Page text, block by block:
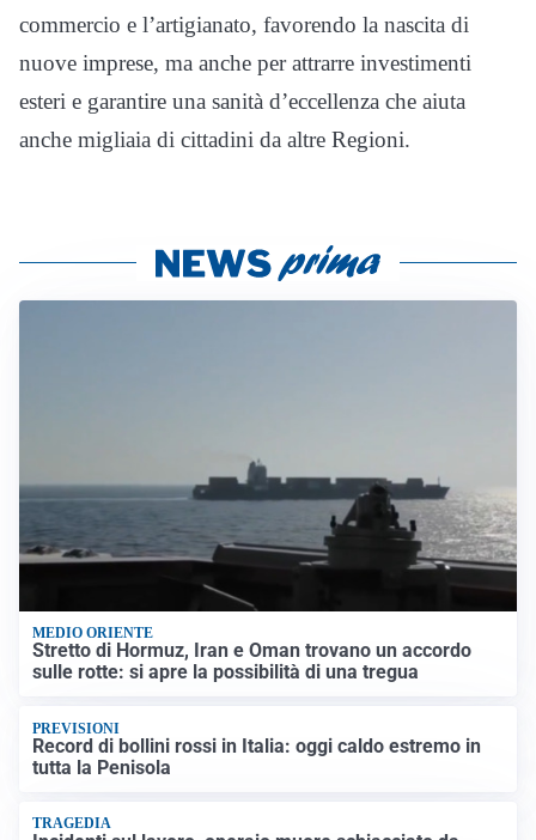
commercio e l’artigianato, favorendo la nascita di
nuove imprese, ma anche per attrarre investimenti
esteri e garantire una sanità d’eccellenza che aiuta
anche migliaia di cittadini da altre Regioni.
MEDIO ORIENTE
Stretto di Hormuz, Iran e Oman trovano un accordo
sulle rotte: si apre la possibilità di una tregua
PREVISIONI
Record di bollini rossi in Italia: oggi caldo estremo in
tutta la Penisola
TRAGEDIA